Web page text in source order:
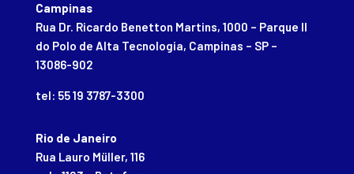
Campinas
Rua Dr. Ricardo Benetton Martins, 1000 – Parque II
do Polo de Alta Tecnologia, Campinas – SP –
13086-902
tel: 55 19 3787-3300
Rio de Janeiro
Rua Lauro Müller, 116